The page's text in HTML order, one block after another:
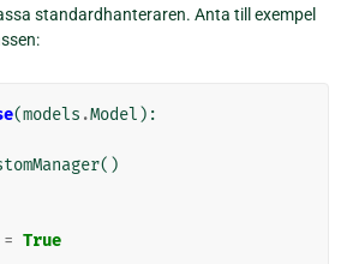
standardhanteraren. Anta till exempel
(models .Model ):
()
= True